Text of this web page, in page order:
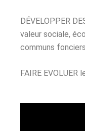
DÉVELOPPER
valeur sociale,
communs fonciers
FAIRE EVOLUER